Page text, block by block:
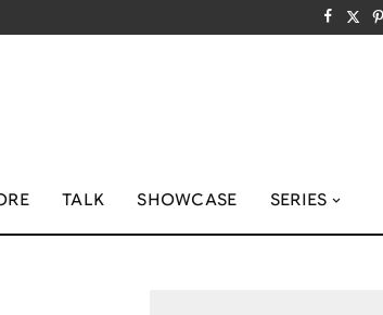
TALK SHOWCASE SERIES